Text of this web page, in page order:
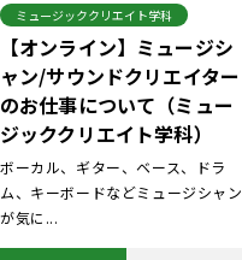
ミュージッククリエイト学科
【オンライン】ミュージシ
ャン/サウンドクリエイター
のお仕事について（ミュー
ジッククリエイト学科）
ボーカル、ギター、ベース、ドラ
ム、キーボードなどミュージシャン
が気に...